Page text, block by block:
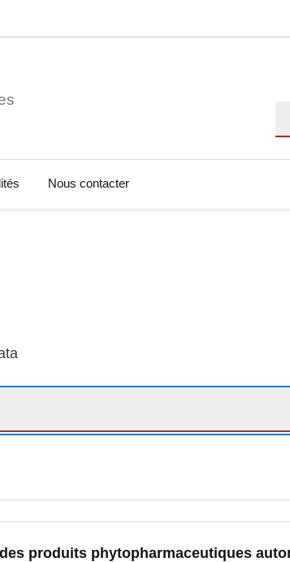
Nous contacter
produits phytopharmaceutiques